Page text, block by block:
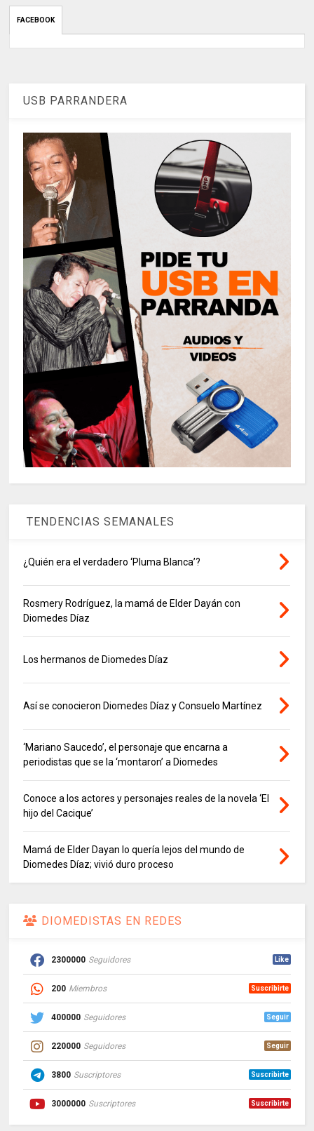
FACEBOOK
USB PARRANDERA
TENDENCIAS SEMANALES
¿Quién era el verdadero ‘Pluma Blanca’?
Rosmery Rodríguez, la mamá de Elder Dayán con
Diomedes Díaz
Los hermanos de Diomedes Díaz
Así se conocieron Diomedes Díaz y Consuelo Martínez
‘Mariano Saucedo’, el personaje que encarna a
periodistas que se la ‘montaron’ a Diomedes
Conoce a los actores y personajes reales de la novela ‘El
hijo del Cacique’
Mamá de Elder Dayan lo quería lejos del mundo de
Diomedes Díaz; vivió duro proceso
DIOMEDISTAS EN REDES
2300000 Seguidores Like
200 Miembros Suscribirte
400000 Seguidores Seguir
220000 Seguidores Seguir
3800 Suscriptores Suscribirte
3000000 Suscriptores Suscribirte